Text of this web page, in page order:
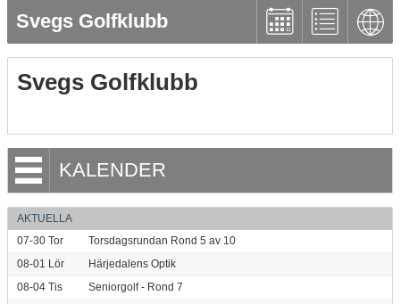
Svegs Golfklubb
Svegs Golfklubb
KALENDER
AKTUELLA
07-30 Tor
Torsdagsrundan Rond 5 av 10
08-01 Lör
Härjedalens Optik
08-04 Tis
Seniorgolf - Rond 7